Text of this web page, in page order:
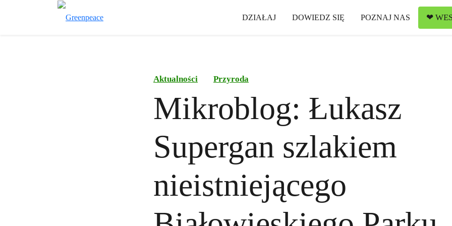
DZIAŁAJ DOWIEDZ SIĘ POZNAJ NAS ❤
Aktualności Przyroda
Mikroblog: Łukasz
Supergan szlakiem
nieistniejącego